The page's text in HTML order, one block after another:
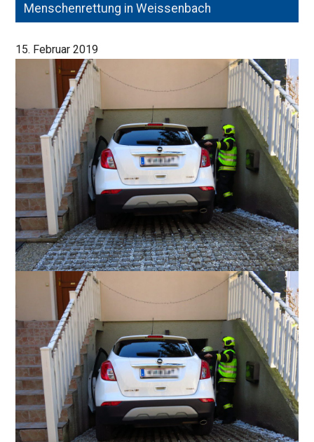
Menschenrettung in Weissenbach
15. Februar 2019